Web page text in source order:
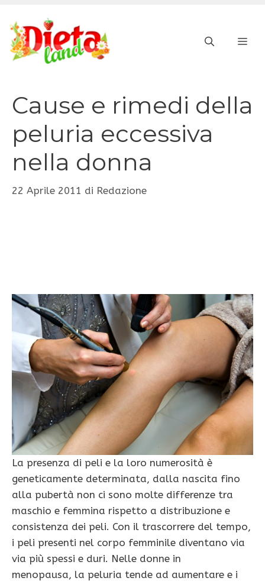
contenuto
Cause e rimedi della
peluria eccessiva
nella donna
22 Aprile 2011 di Redazione
La presenza di peli e la loro numerosità è
geneticamente determinata, dalla nascita fino
alla pubertà non ci sono molte differenze tra
maschio e femmina rispetto a distribuzione e
consistenza dei peli. Con il trascorrere del tempo,
i peli presenti nel corpo femminile diventano via
via più spessi e duri. Nelle donne in
menopausa, la peluria tende ad aumentare e i